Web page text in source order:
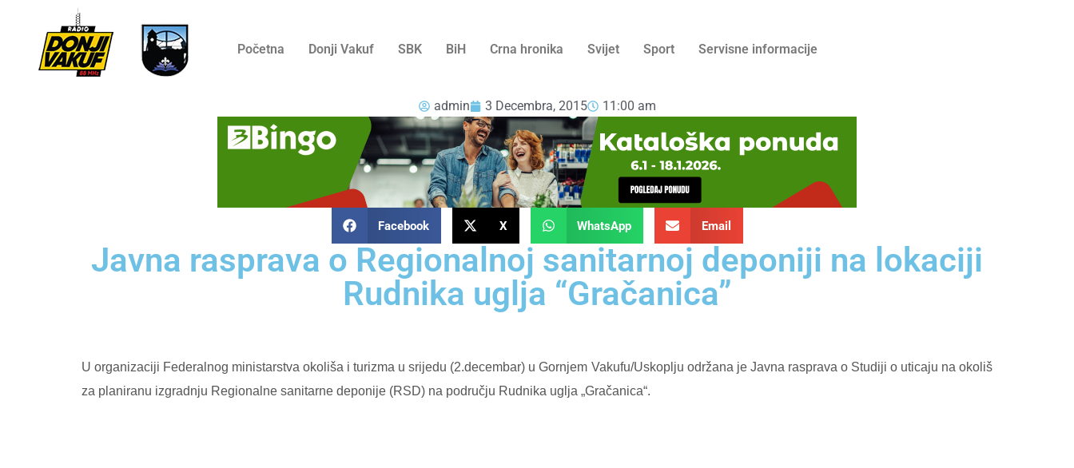
Početna Donji Vakuf SBK BiH Crna hronika Svijet Sport Servisne informacije
admin 3 Decembra, 2015 11:00 am
Facebook X WhatsApp Email
Javna rasprava o Regionalnoj sanitarnoj deponiji na lokaciji
Rudnika uglja “Gračanica”
U organizaciji Federalnog ministarstva okoliša i turizma u srijedu (2.decembar) u Gornjem Vakufu/Uskoplju održana je Javna rasprava o Studiji o uticaju na okoliš
za planiranu izgradnju Regionalne sanitarne deponije (RSD) na području Rudnika uglja „Gračanica“.